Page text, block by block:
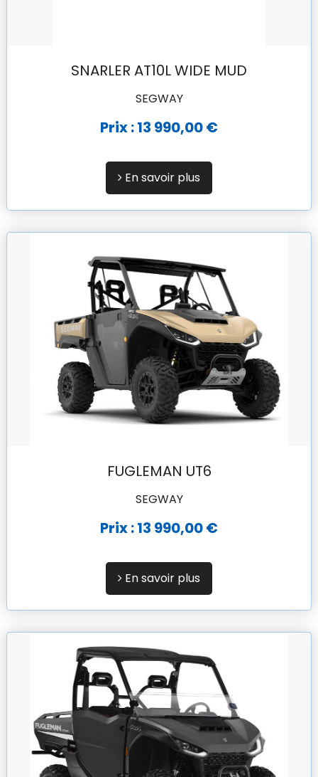
SNARLER AT10L WIDE MUD
SEGWAY
Prix : 13 990,00 €
En savoir plus
FUGLEMAN UT6
SEGWAY
Prix : 13 990,00 €
En savoir plus